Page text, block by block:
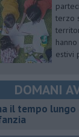
terzo
estivi
DOMANI
il tempo